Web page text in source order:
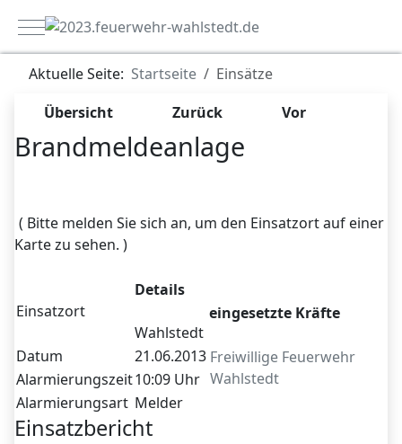
Mobile Menu Toggle
Aktuelle Seite: Startseite
Einsätze
Übersicht
Zurück Vor
Brandmeldeanlage
( Bitte melden Sie sich an, um den Einsatzort auf einer
Karte zu sehen. )
Einsatzort
Details
Wahlstedt
Datum
21.06.2013
Alarmierungszeit10:09 Uhr
Alarmierungsart Melder
eingesetzte Kräfte
Freiwillige Feuerwehr
Wahlstedt
Einsatzbericht